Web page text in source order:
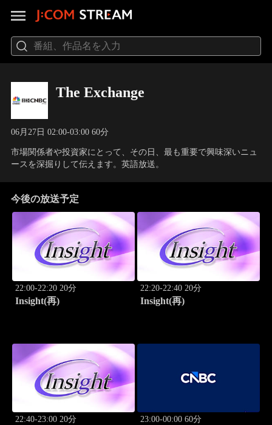
The Exchange
06月27日 02:00-03:00 60分
市場関係者や投資家にとって、その日、最も重要で興味深いニュ
ースを深掘りして伝えます。英語放送。
今後の放送予定
22:00-22:20 20分
Insight(再)
22:20-22:40 20分
Insight(再)
22:40-23:00 20分 23:00-00:00 60分